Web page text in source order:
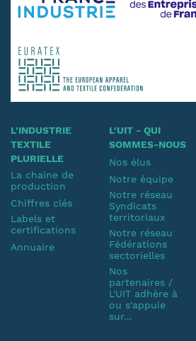
L'INDUSTRIE
TEXTILE
PLURIELLE
La chaine de
production
Chiffres clés
Labels et
certifications
Annuaire
L'UIT - QUI
SOMMES-NOUS
Nos élus
Notre équipe
Notre réseau
Syndicats
territoriaux
Notre réseau
Fédérations
sectorielles
Nos
partenaires /
L'UIT adhère à
ou s'appuie
sur...